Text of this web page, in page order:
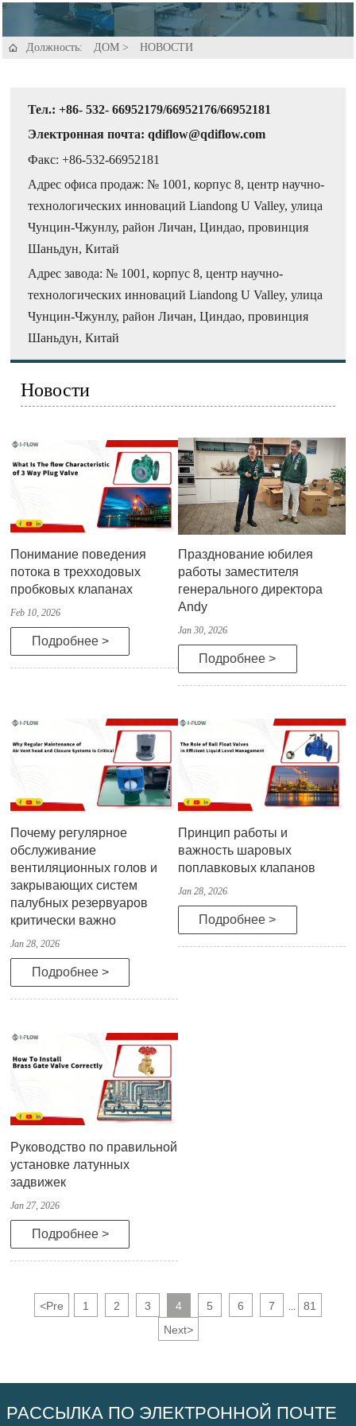
 Должность: ДОМ > НОВОСТИ
Тел.: +86- 532- 66952179/66952176/66952181
Электронная почта: qdiflow@qdiflow.com
Факс: +86-532-66952181
Адрес офиса продаж: № 1001, корпус 8, центр научно-
технологических инноваций Liandong U Valley, улица
Чунцин-Чжунлу, район Личан, Циндао, провинция
Шаньдун, Китай
Адрес завода: № 1001, корпус 8, центр научно-
технологических инноваций Liandong U Valley, улица
Чунцин-Чжунлу, район Личан, Циндао, провинция
Шаньдун, Китай
Новости
Понимание поведения
потока в трехходовых
пробковых клапанах
Feb 10, 2026
Подробнее >
Празднование юбилея
работы заместителя
генерального директора
Andy
Jan 30, 2026
Подробнее >
Почему регулярное
обслуживание
вентиляционных голов и
закрывающих систем
палубных резервуаров
критически важно
Jan 28, 2026
Подробнее >
Принцип работы и
важность шаровых
поплавковых клапанов
Jan 28, 2026
Подробнее >
Руководство по правильной
установке латунных
задвижек
Jan 27, 2026
Подробнее >
<Pre 1 2 3 4 5 6 7
81
Next>
РАССЫЛКА ПО ЭЛЕКТРОННОЙ ПОЧТЕ